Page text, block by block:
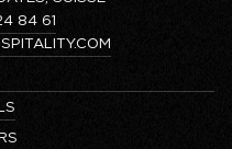
84 61